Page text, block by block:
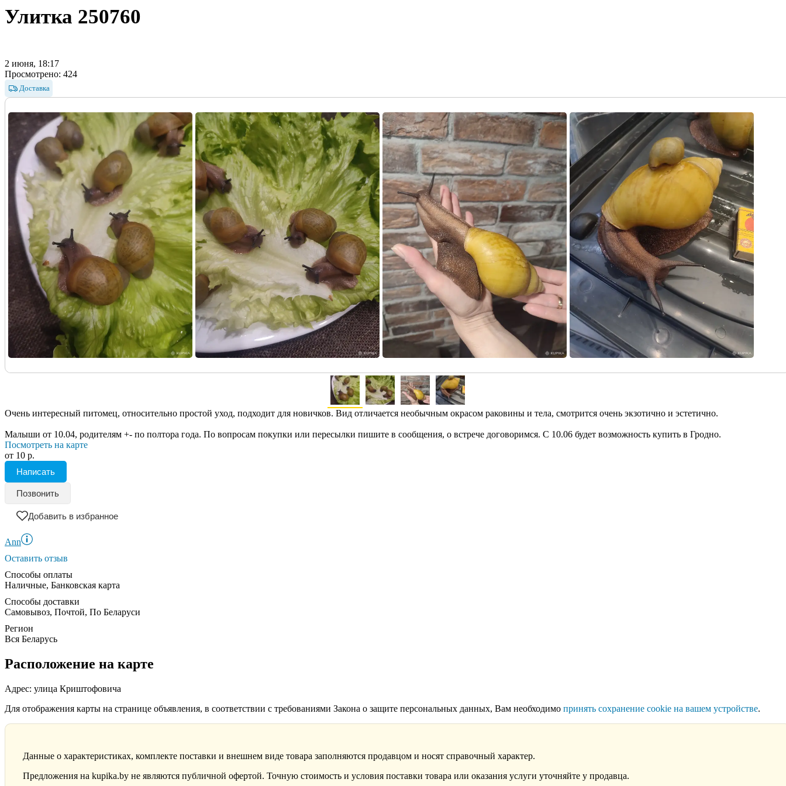
Улитка 250760
2 июня, 18:17
Просмотрено: 424
Доставка
Очень интересный питомец, относительно простой уход, подходит для новичков. Вид отличается необычным окрасом раковины и тела, смотрится очень экзотично и эстетично.
Малыши от 10.04, родителям +- по полтора года. По вопросам покупки или пересылки пишите в сообщения, о встрече договоримся. С 10.06 будет возможность купить в Гродно.
Посмотреть на карте
от 10 р.
Написать
Позвонить
Добавить в избранное
Ann
Оставить отзыв
Способы оплаты
Наличные, Банковская карта
Способы доставки
Самовывоз, Почтой, По Беларуси
Регион
Вся Беларусь
Расположение на карте
Адрес: улица Криштофовича
Для отображения карты на странице объявления, в соответствии с требованиями Закона о защите персональных данных, Вам необходимо принять сохранение cookie на вашем устройстве.
Данные о характеристиках, комплекте поставки и внешнем виде товара заполняются продавцом и носят справочный характер.
Предложения на kupika.by не являются публичной офертой. Точную стоимость и условия поставки товара или оказания услуги уточняйте у продавца.